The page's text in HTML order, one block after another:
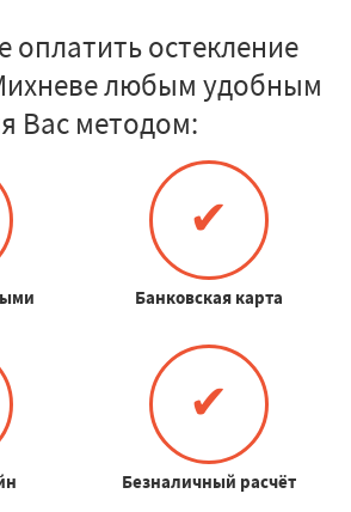
оплатить остекление
любым удобным
Вас методом:
✔
Банковская карта
✔
Безналичный расчёт